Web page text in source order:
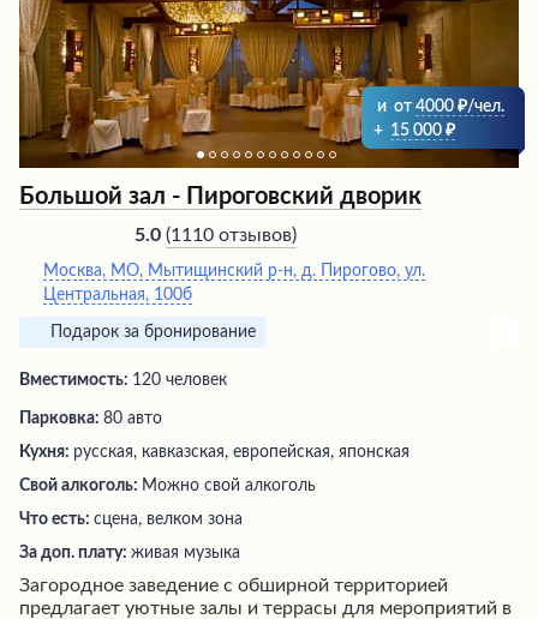
и от 4000
/чел.
+ 15 000
Большой зал - Пироговский дворик
5.0 (1110 отзывов)
Москва, МО, Мытищинский р-н, д. Пирогово, ул.
Центральная, 100б
Подарок за бронирование
Вместимость: 120 человек
Парковка: 80 авто
Кухня: русская, кавказская, европейская, японская
Свой алкоголь: Можно свой алкоголь
Что есть: сцена, велком зона
За доп. плату: живая музыка
Загородное заведение с обширной территорией
предлагает уютные залы и террасы для мероприятий в